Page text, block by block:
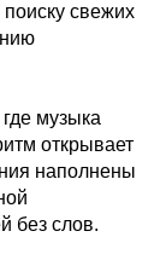
свежих
музыка
открывает
наполнены
без слов.